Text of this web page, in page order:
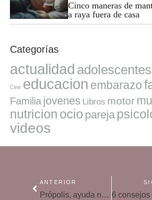
Cinco maneras de
a raya fuera de casa
Categorías
actualidad adolescentes
Cine educacion embarazo
Familia jovenes Libros motor
nutricion ocio pareja
videos
ANTERIOR
Própolis, ayuda natural para la garganta